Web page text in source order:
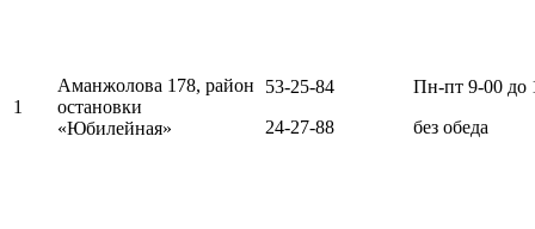
1
Аманжолова 178, район
остановки
«Юбилейная»
53-25-84
24-27-88
Пн-пт 9-00 до
без обеда